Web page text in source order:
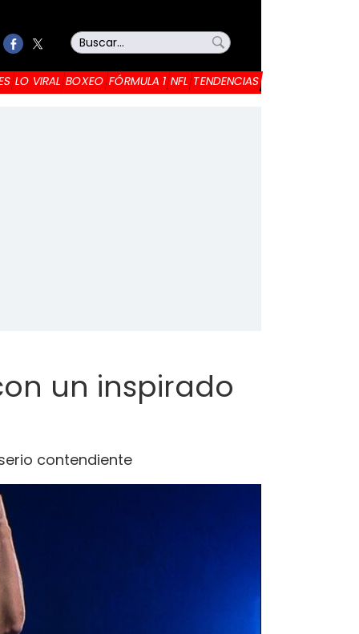
LO VIRAL BOXEO FÓRMULA 1 NFL TENDENCIAS
un inspirado
contendiente